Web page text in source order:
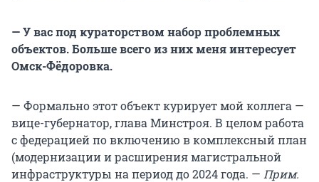
— У вас под кураторством набор проблемных
объектов. Больше всего из них меня интересует
Омск-Фёдоровка.
— Формально этот объект курирует мой коллега —
вице-губернатор, глава Минстроя. В целом работа
с федерацией по включению в комплексный план
(модернизации и расширения магистральной
инфраструктуры на период до 2024 года. — Прим.